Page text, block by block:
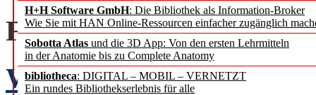
H+H Software GmbH: Die Bibliothek als Information-Broker
Wie Sie mit HAN Online-Ressourcen einfacher zugänglich
Sobotta Atlas und die 3D App: Von den ersten Lehrmitteln
in der Anatomie bis zu Complete Anatomy
bibliotheca: DIGITAL – MOBIL – VERNETZT
Ein rundes Bibliothekserlebnis für alle
FACHBEITRÄGE
Warum eBooks das